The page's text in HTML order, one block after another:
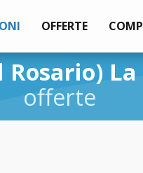
OFFERTE
La
offerte